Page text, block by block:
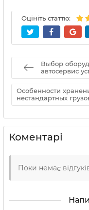
Оцініть статтю:
Выбор
автосервис
Особенности
нестандартных
Коментарі
Поки немає